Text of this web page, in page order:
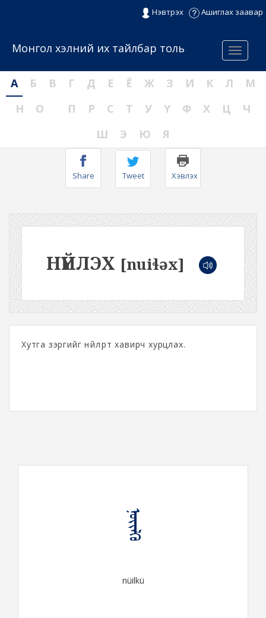
Нэвтрэх Ашиглах заавар
Menu
Монгол хэлний их тайлбар толь
А Б В Г Д Е Ё Ж З И К Л
М
Н
О П Р С Т У Ү Ф Х Ц
Ч
Ш
Э Ю Я
Share Tweet Хэвлэх
НҮЙЛЭХ [nuiɬəx]
Хутга зэргийг нүйлүүрт хавирч хурцлах.
ᠨᠦᠢᠯᠬᠦ
nüilkü